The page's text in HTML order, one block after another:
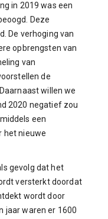
in 2019 was een
Deze
De verhoging van
opbrengsten van
van
de
willen we
2020 negatief zou
een
het nieuwe
gevolg dat het
versterkt doordat
wordt door
jaar waren er 1600